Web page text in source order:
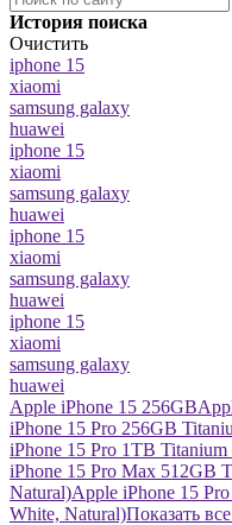
История поиска
Очистить
iphone 15
xiaomi
samsung galaxy
huawei
iphone 15
xiaomi
samsung galaxy
huawei
iphone 15
xiaomi
samsung galaxy
huawei
iphone 15
xiaomi
samsung galaxy
huawei
Apple iPhone 15 256GB
iPhone 15 Pro 256GB
iPhone 15 Pro 1TB
iPhone 15 Pro Max 512GB
Natural)Apple iPhone 15
White, Natural)Показать